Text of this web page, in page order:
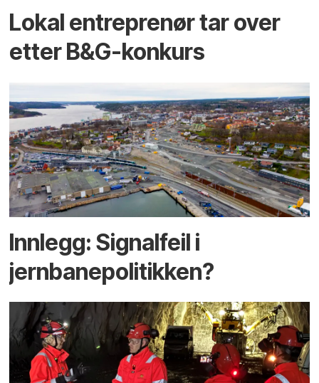
Lokal entreprenør tar over
etter B&G-konkurs
Innlegg: Signalfeil i
jernbanepolitikken?